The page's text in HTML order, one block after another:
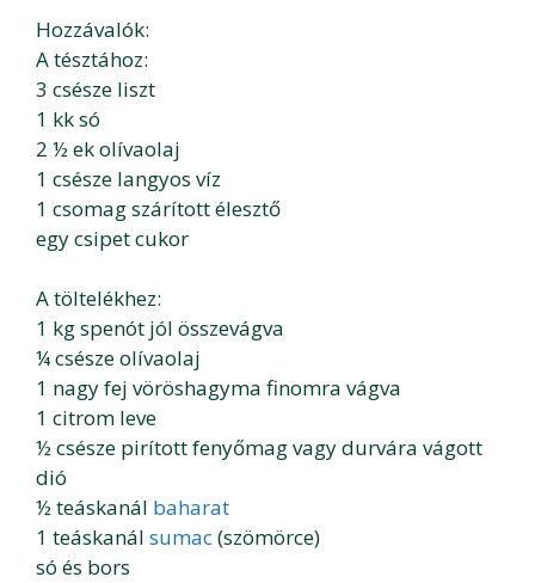
Hozzávalók:
A tésztához:
3 csésze liszt
1 kk só
2 ½ ek olívaolaj
1 csésze langyos víz
1 csomag szárított élesztő
egy csipet cukor
A töltelékhez:
1 kg spenót jól összevágva
¼ csésze olívaolaj
1 nagy fej vöröshagyma finomra vágva
1 citrom leve
½ csésze pirított fenyőmag vagy durvára vágott
dió
½ teáskanál baharat
1 teáskanál sumac(szömörce)
só és bors